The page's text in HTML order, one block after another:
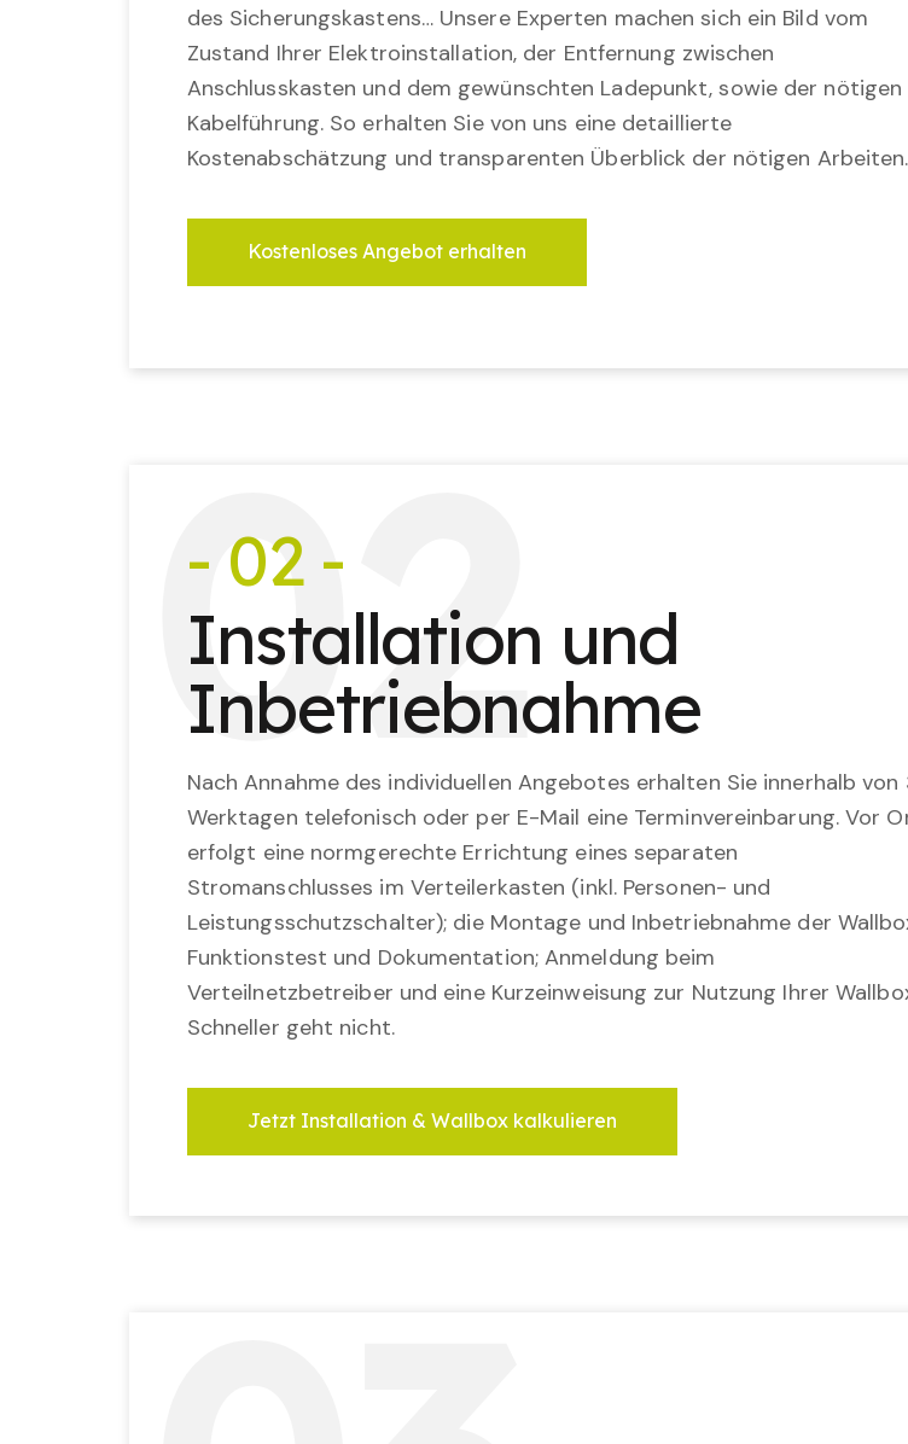
des Sicherungskastens… Unsere Experten machen sich ein Bild vom
Zustand Ihrer Elektroinstallation, der Entfernung zwischen
Anschlusskasten und dem gewünschten Ladepunkt, sowie der nötigen
Kabelführung. So erhalten Sie von uns eine detaillierte
Kostenabschätzung und transparenten Überblick der nötigen Arbeiten.
Kostenloses Angebot erhalten
02
- 02 -
Installation und
Inbetriebnahme
Nach Annahme des individuellen Angebotes erhalten Sie innerhalb von
Werktagen telefonisch oder per E-Mail eine Terminvereinbarung. Vor
erfolgt eine normgerechte Errichtung eines separaten
Stromanschlusses im Verteilerkasten (inkl. Personen- und
Leistungsschutzschalter); die Montage und Inbetriebnahme der
Funktionstest und Dokumentation; Anmeldung beim
Verteilnetzbetreiber und eine Kurzeinweisung zur Nutzung Ihrer
Schneller geht nicht.
Jetzt Installation & Wallbox kalkulieren